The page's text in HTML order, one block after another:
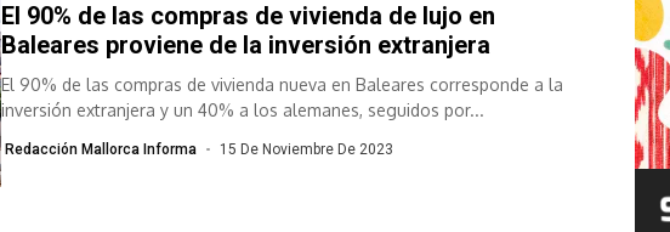
El 90% de las compras de vivienda de lujo en
Baleares proviene de la inversión extranjera
El 90% de las compras de vivienda nueva en Baleares corresponde a la
inversión extranjera y un 40% a los alemanes, seguidos por...
Redacción Mallorca Informa 15 De Noviembre De 2023